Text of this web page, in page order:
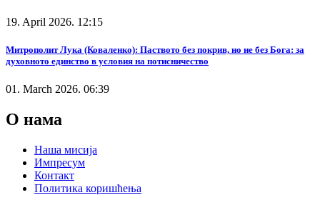
19. April 2026. 12:15
Митрополит Лука (Коваленко): Паството без покрив, но не без Бога: за
духовното единство в условия на потисничество
01. March 2026. 06:39
О нама
Наша мисија
Импресум
Контакт
Политика коришћења